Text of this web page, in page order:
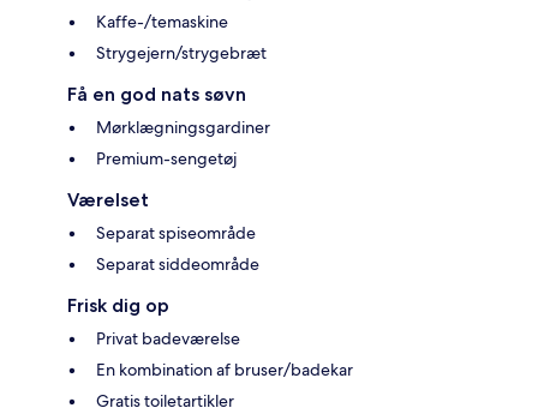
Kaffe-/temaskine
Strygejern/strygebræt
Få en god nats søvn
Mørklægningsgardiner
Premium-sengetøj
Værelset
Separat spiseområde
Separat siddeområde
Frisk dig op
Privat badeværelse
En kombination af bruser/badekar
Gratis toiletartikler